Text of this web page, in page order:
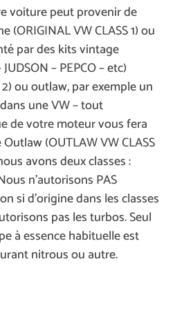
voiture peut provenir de
(ORIGINAL VW CLASS 1) ou
par des kits vintage
– PEPCO – etc)
2) ou outlaw, par exemple un
une VW – tout
de votre moteur vous fera
(OUTLAW VW CLASS
avons deux classes :
n’autorisons PAS
si d’origine dans les classes
pas les turbos. Seul
à essence habituelle est
nitrous ou autre.